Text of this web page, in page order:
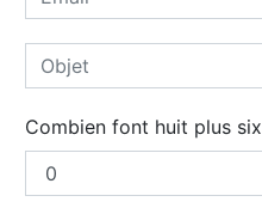
Combien font huit plus six